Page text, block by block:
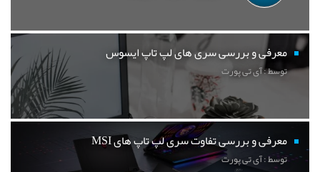
معرفی و بررسی سری های لپ تاپ ایسوس
توسط : آی تی پورت
معرفی و بررسی تفاوت سری لپ تاپ های MSI
توسط : آی تی پورت